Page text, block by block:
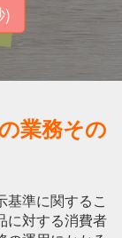
)
業務その
基準に関するこ
に対する消費者